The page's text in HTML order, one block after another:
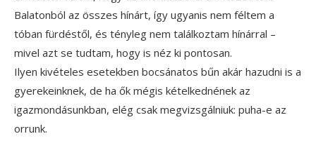
Balatonból az összes hínárt, így ugyanis nem féltem a
tóban fürdéstől, és tényleg nem találkoztam hínárral –
mivel azt se tudtam, hogy is néz ki pontosan.
Ilyen kivételes esetekben bocsánatos bűn akár hazudni is a
gyerekeinknek, de ha ők mégis kételkednének az
igazmondásunkban, elég csak megvizsgálniuk: puha-e az
orrunk.